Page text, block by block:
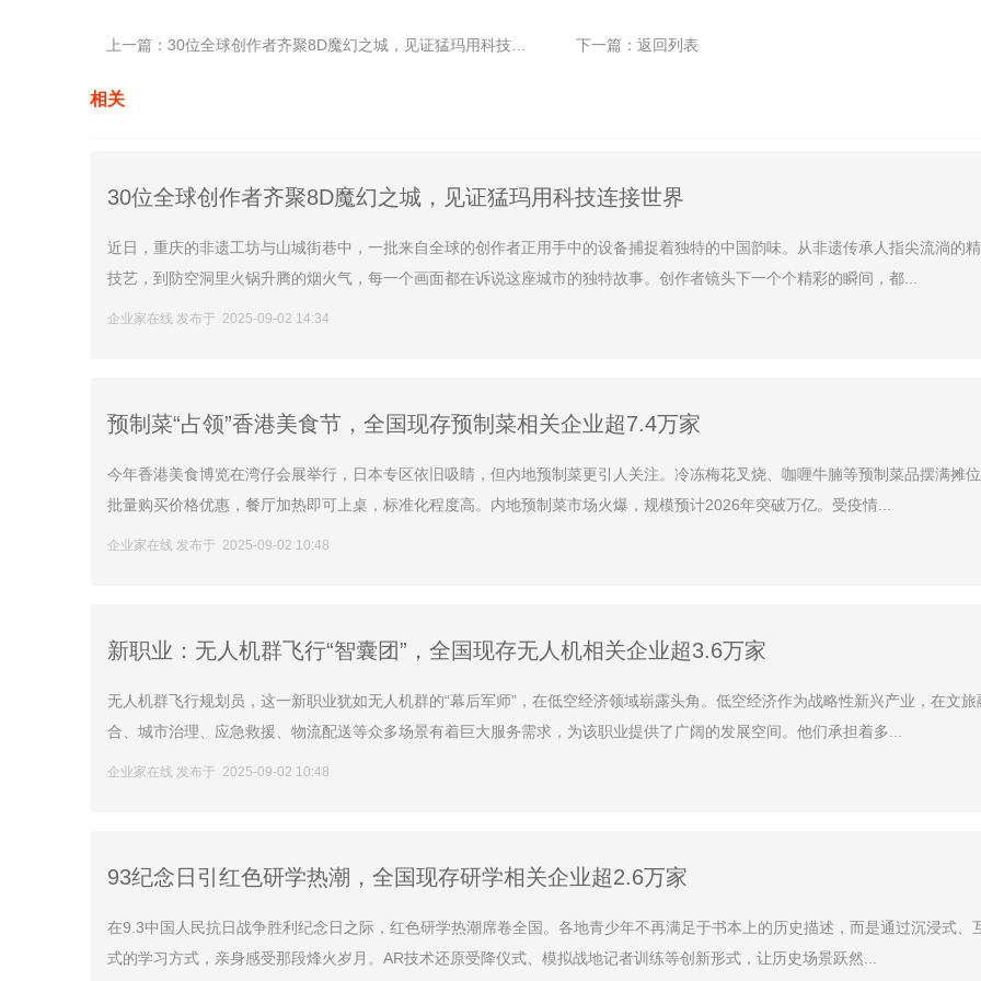
下一篇： 返回列表
上一篇： 30位全球创作者齐聚8D魔幻之城，见证猛玛用科技连接世界
相关
30位全球创作者齐聚8D魔幻之城，见证猛玛用科技连接世界
近日，重庆的非遗工坊与山城街巷中，一批来自全球的创作者正用手中的设备捕捉着独特的中国韵味。从非遗传承人指尖流淌的
技艺，到防空洞里火锅升腾的烟火气，每一个画面都在诉说这座城市的独特故事。创作者镜头下一个个精彩的瞬间，都...
企业家在线 发布于 2025-09-02 14:34
预制菜“占领”香港美食节，全国现存预制菜相关企业超7.4万家
今年香港美食博览在湾仔会展举行，日本专区依旧吸睛，但内地预制菜更引人关注。冷冻梅花叉烧、咖喱牛腩等预制菜品摆满摊
批量购买价格优惠，餐厅加热即可上桌，标准化程度高。内地预制菜市场火爆，规模预计2026年突破万亿。受疫情...
企业家在线 发布于 2025-09-02 10:48
新职业：无人机群飞行“智囊团”，全国现存无人机相关企业超3.6万家
无人机群飞行规划员，这一新职业犹如无人机群的“幕后军师”，在低空经济领域崭露头角。低空经济作为战略性新兴产业，在文旅
合、城市治理、应急救援、物流配送等众多场景有着巨大服务需求，为该职业提供了广阔的发展空间。他们承担着多...
企业家在线 发布于 2025-09-02 10:48
93纪念日引红色研学热潮，全国现存研学相关企业超2.6万家
在9.3中国人民抗日战争胜利纪念日之际，红色研学热潮席卷全国。各地青少年不再满足于书本上的历史描述，而是通过沉浸式、
式的学习方式，亲身感受那段烽火岁月。AR技术还原受降仪式、模拟战地记者训练等创新形式，让历史场景跃然...